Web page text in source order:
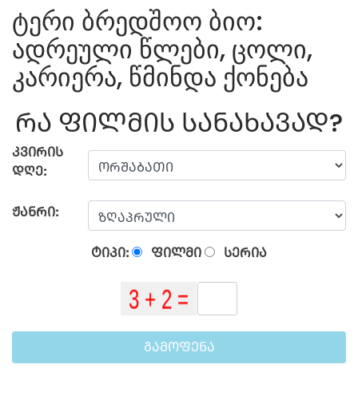
ტერი ბრედშოო ბიო:
ადრეული წლები, ცოლი,
კარიერა, წმინდა ქონება
ᲠᲐ ᲤᲘᲚᲛᲘᲡ ᲡᲐᲜᲐᲮᲐᲕᲐᲓ?
ᲙᲕᲘᲠᲘᲡ
ᲓᲦᲔ:
ᲟᲐᲜᲠᲘ:
ᲢᲘᲞᲘ: ᲤᲘᲚᲛᲘ ᲡᲔᲠᲘᲐ
ᲒᲐᲛᲝᲤᲔᲜᲐ